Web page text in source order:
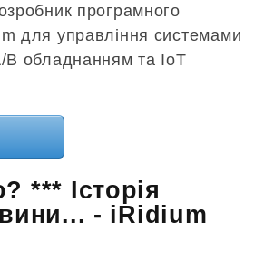
програмного
для управління системами
В обладнанням та IoT
*** Історія
- iRidium